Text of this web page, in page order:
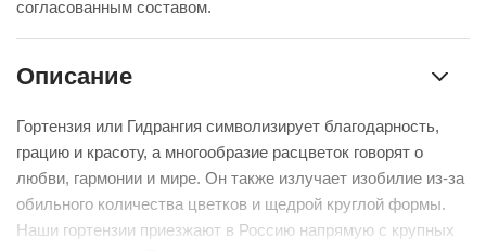
согласованным составом.
Описание
Гортензия или Гидрангия символизирует благодарность,
грацию и красоту, а многообразие расцветок говорят о
любви, гармонии и мире. Он также излучает изобилие из-за
обильного количества цветков и щедрой круглой формы.
Наши гортензии приезжают в Россию напрямую с крупных